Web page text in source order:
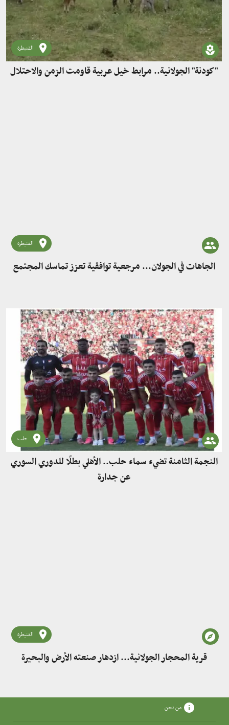
القنيطرة
"كودنة" الجولانية.. مرابط خيل عربية قاومت الزمن والاحتلال
القنيطرة
الجاهات في الجولان... مرجعية توافقية تعزز تماسك المجتمع
حلب
النجمة الثامنة تضيء سماء حلب.. الأهلي بطلًا للدوري السوري
عن جدارة
القنيطرة
قرية المحجار الجولانية... ازدهار صنعته الأرض والبحيرة
من نحن